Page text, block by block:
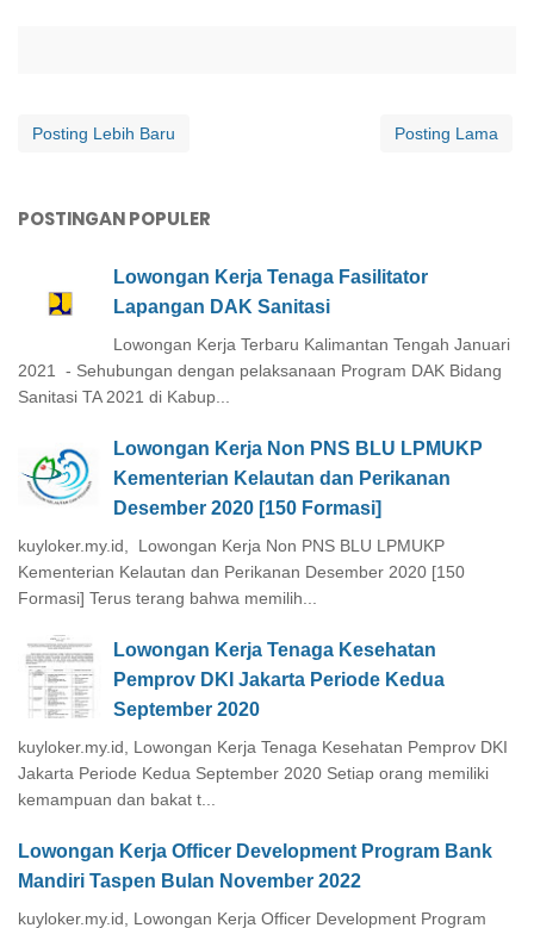
Posting Lebih Baru Posting Lama
POSTINGAN POPULER
Lowongan Kerja Tenaga Fasilitator
Lapangan DAK Sanitasi
Lowongan Kerja Terbaru Kalimantan Tengah Januari
2021 - Sehubungan dengan pelaksanaan Program DAK Bidang
Sanitasi TA 2021 di Kabup...
Lowongan Kerja Non PNS BLU LPMUKP
Kementerian Kelautan dan Perikanan
Desember 2020 [150 Formasi]
kuyloker.my.id, Lowongan Kerja Non PNS BLU LPMUKP
Kementerian Kelautan dan Perikanan Desember 2020 [150
Formasi] Terus terang bahwa memilih...
Lowongan Kerja Tenaga Kesehatan
Pemprov DKI Jakarta Periode Kedua
September 2020
kuyloker.my.id, Lowongan Kerja Tenaga Kesehatan Pemprov DKI
Jakarta Periode Kedua September 2020 Setiap orang memiliki
kemampuan dan bakat t...
Lowongan Kerja Officer Development Program Bank
Mandiri Taspen Bulan November 2022
kuyloker.my.id, Lowongan Kerja Officer Development Program